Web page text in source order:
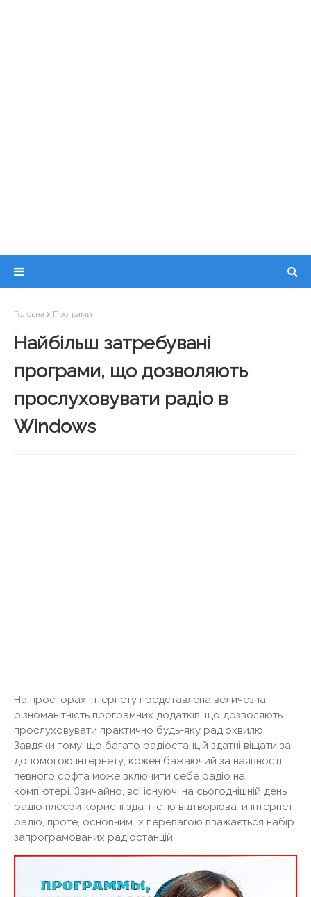
Головна Програми
Найбільш затребувані
програми, що дозволяють
прослуховувати радіо в
Windows
На просторах інтернету представлена ​​величезна
різноманітність програмних додатків, що дозволяють
прослуховувати практично будь-яку радіохвилю.
Завдяки тому, що багато радіостанцій здатні віщати за
допомогою інтернету, кожен бажаючий за наявності
певного софта може включити себе радіо на
комп'ютері. Звичайно, всі існуючі на сьогоднішній день
радіо плеєри корисні здатністю відтворювати інтернет-
радіо, проте, основним їх перевагою вважається набір
запрограмованих радіостанцій.